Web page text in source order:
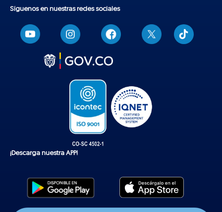
Síguenos en nuestras redes sociales
T
i
k
¡Descarga nuestra APP!